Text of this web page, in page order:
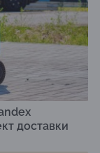
доставки